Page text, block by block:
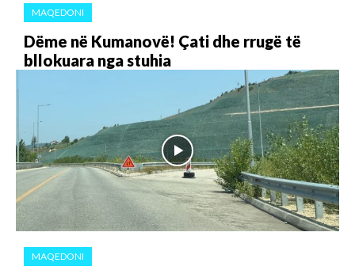
MAQEDONI
Dëme në Kumanovë! Çati dhe rrugë të
bllokuara nga stuhia
MAQEDONI